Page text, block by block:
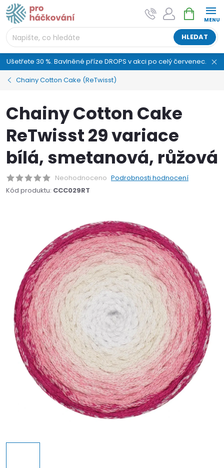
Přejít
na
obsah
HLEDAT
NÁKUPNÍ
KOŠÍK
Ušetřete 30 %. Bavlněné příze DROPS v akci po celý červenec.
Chainy Cotton Cake (ReTwisst)
Chainy Cotton Cake
ReTwisst 29 variace
bílá, smetanová, růžová
Neohodnoceno Podrobnosti hodnocení
Kód produktu: CCC029RT
AI asistent "pani Klubíčková" –
ProHackovani.cz
Jsme e-shop s více než osmiletou tradicí a máme pro
vás připraveno více než 25 tisíc produktů. Vše skladem,
připravené k odeslání.